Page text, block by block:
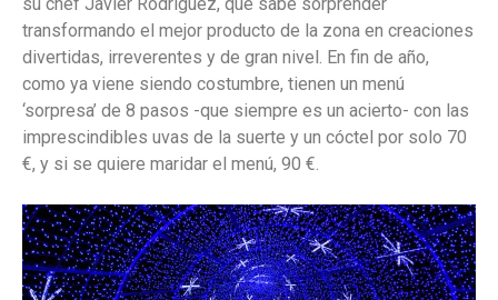
transformando el mejor producto de la zona en creaciones
divertidas, irreverentes y de gran nivel. En fin de año,
como ya viene siendo costumbre, tienen un menú
‘sorpresa’ de 8 pasos -que siempre es un acierto- con las
imprescindibles uvas de la suerte y un cóctel por solo 70
€, y si se quiere maridar el menú, 90 €.